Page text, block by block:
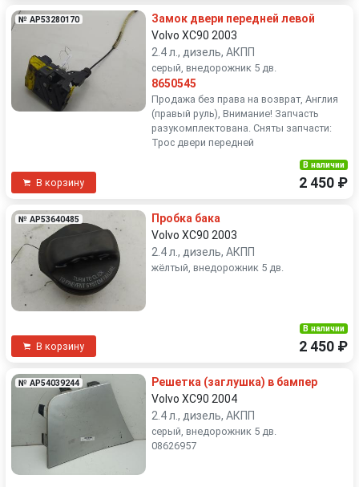
№ AP53280170
Замок двери передней левой
Volvo XC90 2003
2.4 л., дизель, АКПП
серый, внедорожник 5 дв.
8650545
Продажа без права на возврат, Англия
(правый руль), Внимание! Запчасть
разукомплектована. Сняты запчасти:
Трос двери передней
В корзину
В наличии
2 450 ₽
№ AP53640485
Пробка бака
Volvo XC90 2003
2.4 л., дизель, АКПП
жёлтый, внедорожник 5 дв.
В корзину
В наличии
2 450 ₽
№ AP54039244
Решетка (заглушка) в бампер
Volvo XC90 2004
2.4 л., дизель, АКПП
серый, внедорожник 5 дв.
08626957